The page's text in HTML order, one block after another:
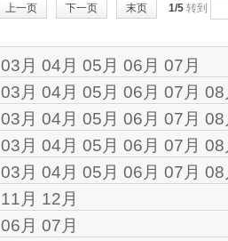
上一页 下一页 末页 1/5 转到
03月 04月 05月 06月 07月
03月 04月 05月 06月 07月 08
03月 04月 05月 06月 07月 08
03月 04月 05月 06月 07月 08
03月 04月 05月 06月 07月 08
11月 12月
06月 07月